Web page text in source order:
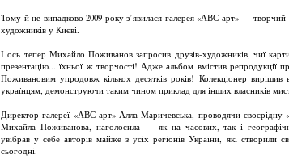
Тому й не випадково 2009 року з’явилася галерея «АВС-арт» — творчий
художників у Києві.
І ось тепер Михайло Поживанов запросив друзів-художників, чиї
презентацію... їхньої ж творчості! Адже альбом вмістив репродукції
Поживановим упродовж кількох десятків років! Колекціонер
українцям, демонструючи таким чином приклад для інших власників
Директор галереї «АВС-арт» Алла Маричевська, проводячи своєрідну
Михайла Поживанова, наголосила — як на часових, так і
увібрав у себе авторів майже з усіх регіонів України, які створили
сьогодні.